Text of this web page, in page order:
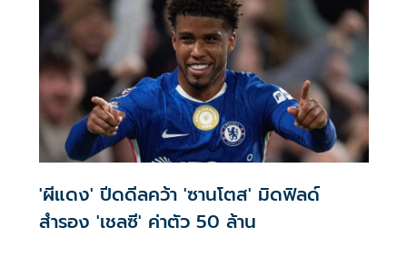
'ผีแดง' ปีดดีลคว้า 'ซานโตส' มิดฟิลด์
สำรอง 'เชลซี' ค่าตัว 50 ล้าน